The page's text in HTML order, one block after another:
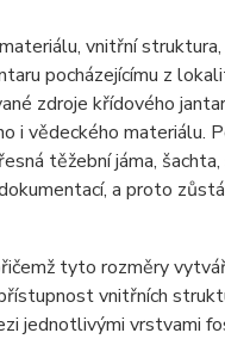
vnitřní
pocházejícímu z
zdroje křídového
vědeckého materiálu.
těžební jáma,
a proto
tyto rozměry
vnitřních
jednotlivými vrstvami